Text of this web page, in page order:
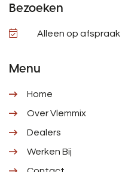
Bezoeken
Alleen op afspraak
Menu
Home
Over Vlemmix
Dealers
Werken Bij